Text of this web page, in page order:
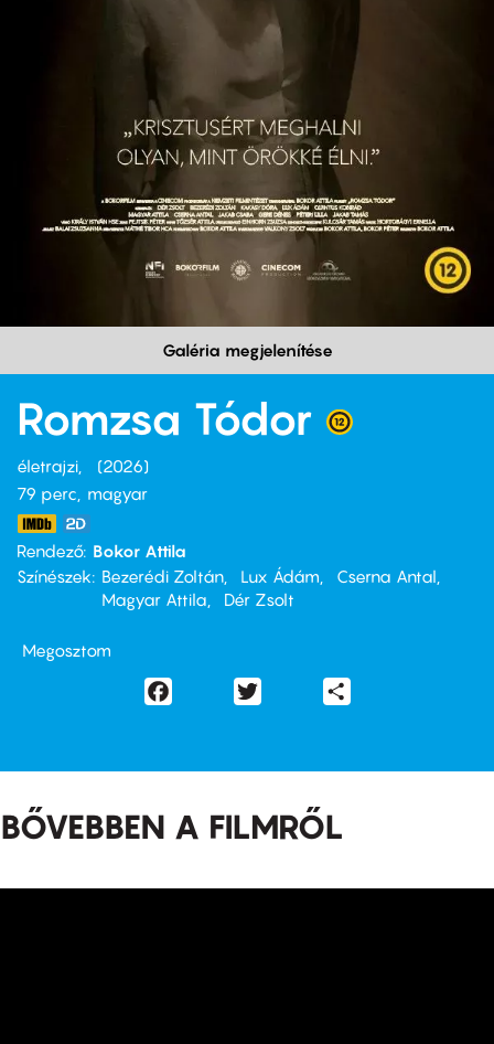
Galéria megjelenítése
Romzsa Tódor
életrajzi
2026
79 perc,
magyar
Rendező Bokor Attila
Színészek
Bezerédi Zoltán Lux Ádám
Cserna Antal
Magyar Attila
Dér Zsolt
Megosztom
Facebook
BŐVEBBEN A FILMRŐL